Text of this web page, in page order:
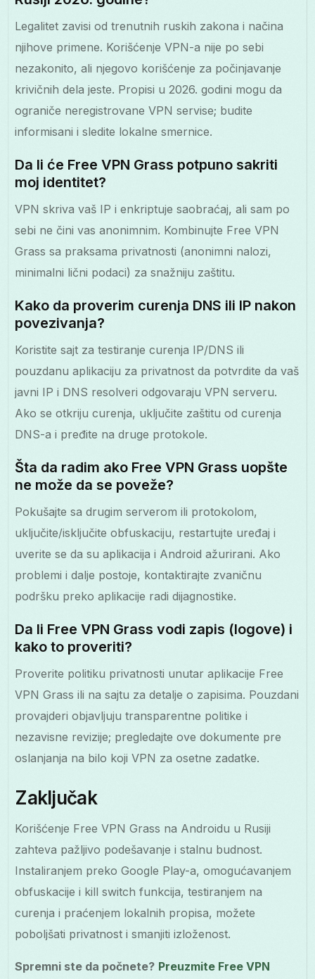
Legalitet zavisi od trenutnih ruskih zakona i načina
njihove primene. Korišćenje VPN-a nije po sebi
nezakonito, ali njegovo korišćenje za počinjavanje
krivičnih dela jeste. Propisi u 2026. godini mogu da
ograniče neregistrovane VPN servise; budite
informisani i sledite lokalne smernice.
Da li će Free VPN Grass potpuno sakriti
moj identitet?
VPN skriva vaš IP i enkriptuje saobraćaj, ali sam po
sebi ne čini vas anonimnim. Kombinujte Free VPN
Grass sa praksama privatnosti (anonimni nalozi,
minimalni lični podaci) za snažniju zaštitu.
Kako da proverim curenja DNS ili IP nakon
povezivanja?
Koristite sajt za testiranje curenja IP/DNS ili
pouzdanu aplikaciju za privatnost da potvrdite da vaš
javni IP i DNS resolveri odgovaraju VPN serveru.
Ako se otkriju curenja, uključite zaštitu od curenja
DNS-a i pređite na druge protokole.
Šta da radim ako Free VPN Grass uopšte
ne može da se poveže?
Pokušajte sa drugim serverom ili protokolom,
uključite/isključite obfuskaciju, restartujte uređaj i
uverite se da su aplikacija i Android ažurirani. Ako
problemi i dalje postoje, kontaktirajte zvaničnu
podršku preko aplikacije radi dijagnostike.
Da li Free VPN Grass vodi zapis (logove) i
kako to proveriti?
Proverite politiku privatnosti unutar aplikacije Free
VPN Grass ili na sajtu za detalje o zapisima. Pouzdani
provajderi objavljuju transparentne politike i
nezavisne revizije; pregledajte ove dokumente pre
oslanjanja na bilo koji VPN za osetne zadatke.
Zaključak
Korišćenje Free VPN Grass na Androidu u Rusiji
zahteva pažljivo podešavanje i stalnu budnost.
Instaliranjem preko Google Play-a, omogućavanjem
obfuskacije i kill switch funkcija, testiranjem na
curenja i praćenjem lokalnih propisa, možete
poboljšati privatnost i smanjiti izloženost.
Spremni ste da počnete? Preuzmite Free VPN